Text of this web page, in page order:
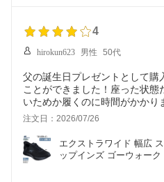
4
hirokun623 男性 50代
父の誕生日プレゼントとして購
ことができました！座った状態
いためか履くのに時間がかかり
注文日：2026/07/26
エクストラワイド 幅広
ップインズ ゴーウォーク